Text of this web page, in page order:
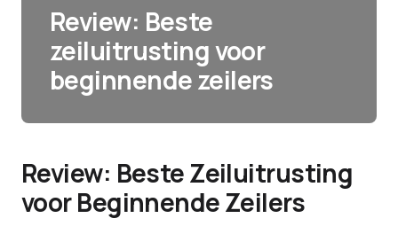
Review: Beste
zeiluitrusting voor
beginnende zeilers
Review: Beste Zeiluitrusting
voor Beginnende Zeilers